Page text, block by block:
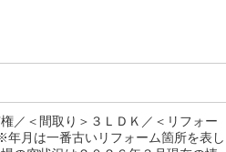
／＜間取り＞３ＬＤＫ／＜リフォー
月は一番古いリフォーム箇所を表し